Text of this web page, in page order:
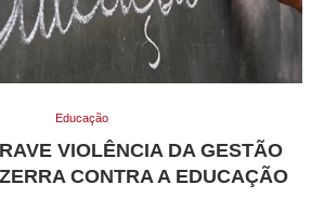
Educação
VIOLÊNCIA DA GESTÃO
CONTRA A EDUCAÇÃO